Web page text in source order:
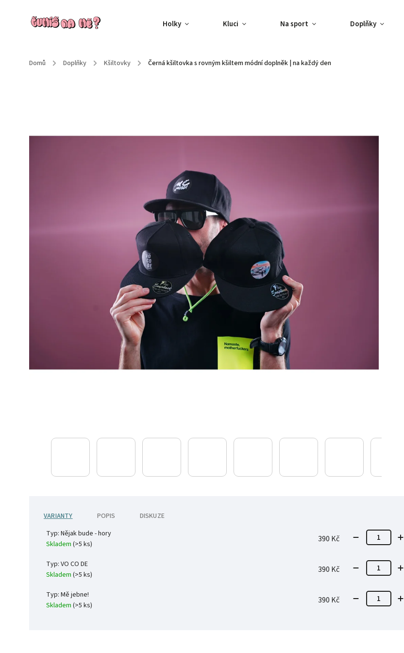
Holky Kluci Na sport Doplňky
Domů / Doplňky / Kšiltovky / Černá kšiltovka s rovným kšiltemmódní doplněk | na každý den
VARIANTY POPIS
DISKUZE
Typ: Nějak bude - hory
Skladem (>5 ks) 390 Kč
Typ: VO CO DE
Skladem (>5 ks) 390 Kč
Typ: Mě jebne!
Skladem (>5 ks) 390 Kč